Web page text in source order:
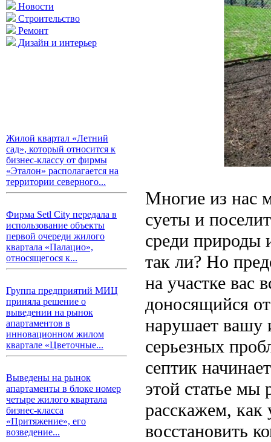
Новости
Строительство
Ремонт
Дизайн и интерьер
Жилой квартал «Летний
сад», который относится к
бизнес-классу от фирмы
«Эталон» располагается на
территории северного...
Фирма Setl City передала в
использование объекты
первой очереди жилого
квартала «Палацио»,
относящегося к...
Группа предприятий МИЦ
приняла решение о
выведении на рынок
апартаментов в
инновационном жилом
квартале «Цветочные...
Выведены на рынок
апартаменты в блоке номер
четыре жилого квартала
бизнес-класса
«Притяжение», его
возведение...
Многие из нас
суеты и
среди природы
так ли? Но
на участке вас
доносящийся
нарушает вашу
серьезных
септик
этой статье мы
расскажем, как
восстановить